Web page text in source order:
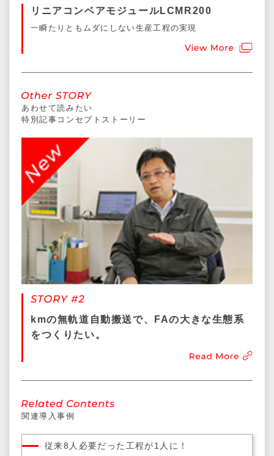
リニアコンベアモジュールLCMR200
一瞬たりともムダにしない生産工程の実現
あわせて読みたい
特別記事コンセプトストーリー
kmの無軌道⾃動搬送で、FAの⼤きな⽣態系
をつくりたい。
関連導入事例
従来8人必要だった工程が1人に！